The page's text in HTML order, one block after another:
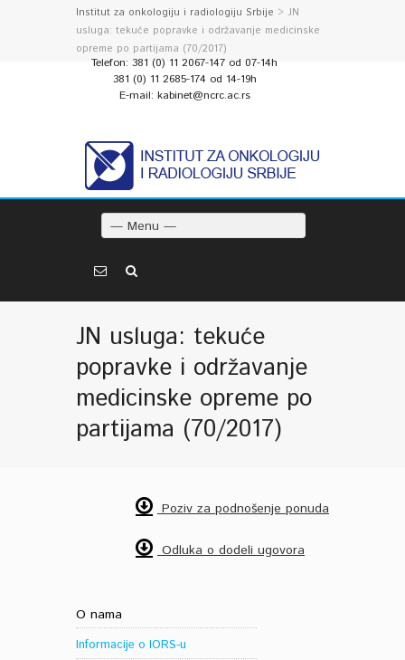
Institut za onkologiju i radiologiju Srbije > JN
usluga: tekuće popravke i održavanje medicinske
opreme po partijama (70/2017)
Telefon: 381 (0) 11 2067-147 od 07-14h
381 (0) 11 2685-174 od 14-19h
E-mail: kabinet@ncrc.ac.rs
— Menu —
JN usluga: tekuće
popravke i održavanje
medicinske opreme po
partijama (70/2017)
Poziv za podnošenje ponuda
Odluka o dodeli ugovora
O nama
Informacije o IORS-u